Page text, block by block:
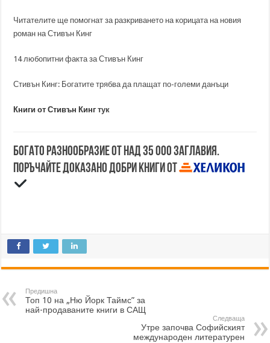
Читателите ще помогнат за разкриването на корицата на новия
роман на Стивън Кинг
14 любопитни факта за Стивън Кинг
Стивън Кинг: Богатите трябва да плащат по-големи данъци
Книги от Стивън Кингтук
Богато разнообразие от над 35 000 заглавия.
Поръчайте доказано добри книги от
Предишна
Топ 10 на „Ню Йорк Таймс” за
най-продаваните книги в САЩ
Следваща
Утре започва Софийският
международен литературен